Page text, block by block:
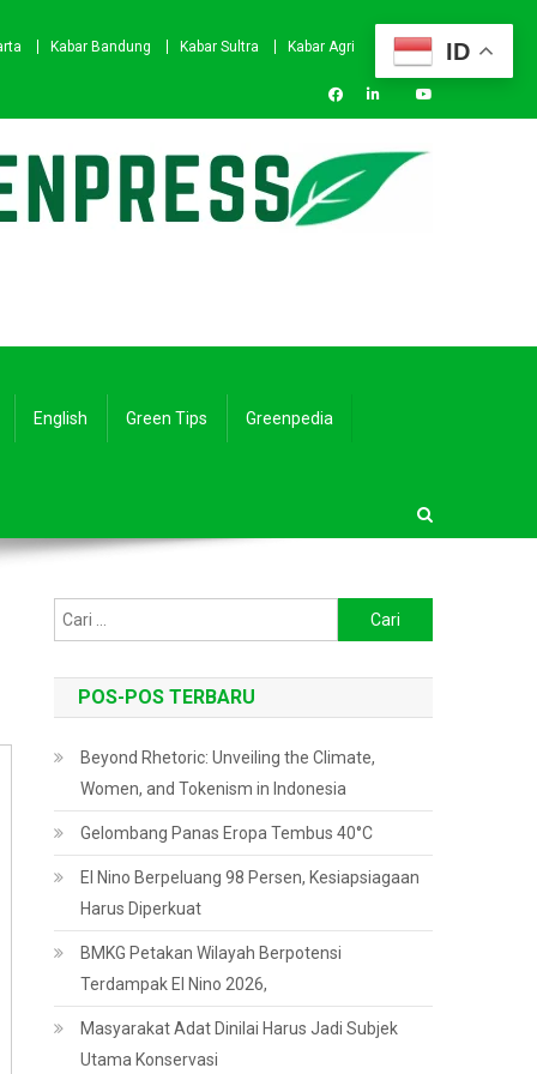
Kabar Bandung Kabar Sultra Kabar Agri
English Green Tips Greenpedia
untuk:
POS-POS TERBARU
Beyond Rhetoric: Unveiling the Climate,
Women, and Tokenism in Indonesia
Gelombang Panas Eropa Tembus 40°C
El Nino Berpeluang 98 Persen, Kesiapsiagaan
Harus Diperkuat
BMKG Petakan Wilayah Berpotensi
Terdampak El Nino 2026,
Masyarakat Adat Dinilai Harus Jadi Subjek
Utama Konservasi
ID